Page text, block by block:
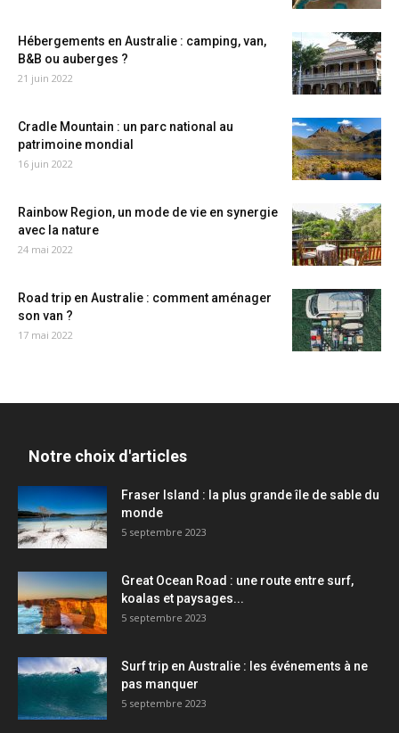
Hébergements en Australie : camping, van,
B&B ou auberges ?
21 juin 2022
Cradle Mountain : un parc national au
patrimoine mondial
16 juin 2022
Rainbow Region, un mode de vie en synergie
avec la nature
24 mai 2022
Road trip en Australie : comment aménager
son van ?
17 mai 2022
Notre choix d'articles
Fraser Island : la plus grande île de sable du
monde
5 septembre 2023
Great Ocean Road : une route entre surf,
koalas et paysages...
5 septembre 2023
Surf trip en Australie : les événements à ne
pas manquer
5 septembre 2023